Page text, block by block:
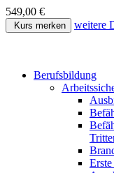
549,00 €
Kurs merken weitere
Berufsbildung